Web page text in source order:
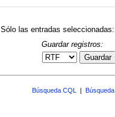
Sólo las entradas seleccionadas:
Guardar registros:
Guardar
Búsqueda CQL